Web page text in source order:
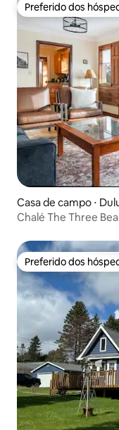
Preferido dos
Preferido dos
Casa de campo ⋅
Chalé The Three
Preferido dos
Preferido dos